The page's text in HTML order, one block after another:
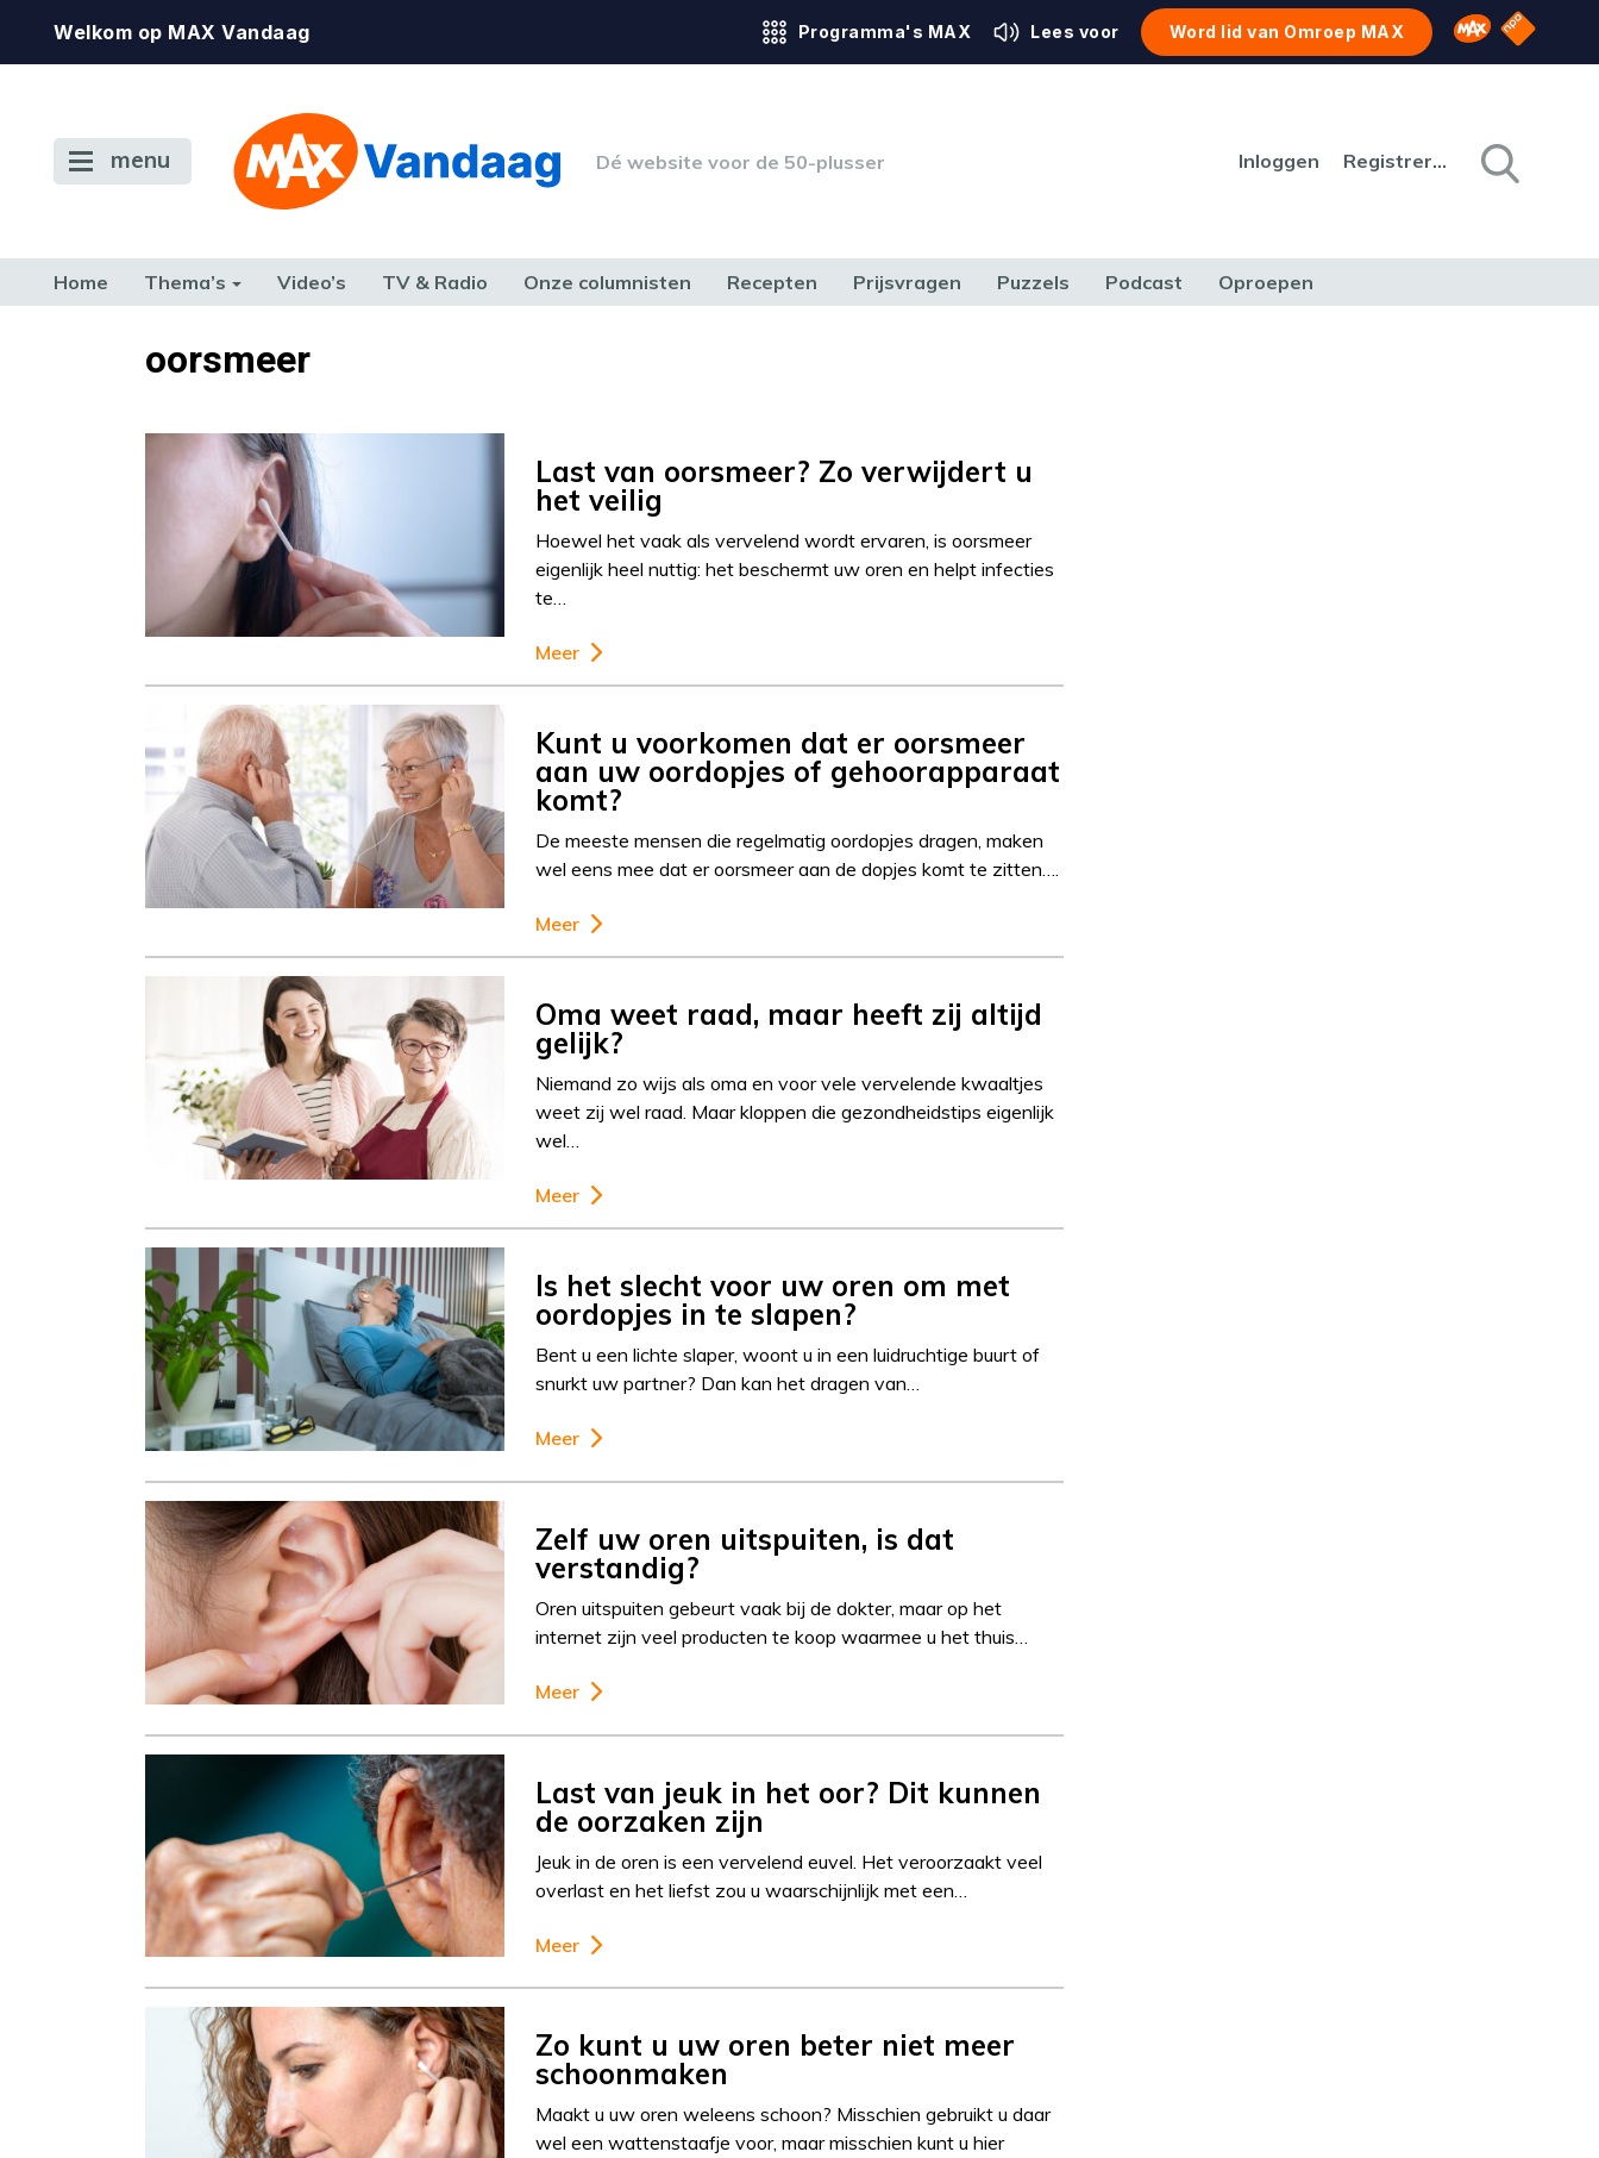
Welkom op MAX Vandaag Programma's MAX Lees voor Word lid van Omroep MAX Omroep MAX
NPO
menu Dé website voor de 50-plusser Inloggen Registreren
Home Thema’s Video’s TV & Radio Onze columnisten Recepten Prijsvragen Puzzels Podcast Oproepen
TERUG NAAR TOENoorsmeer
Last van oorsmeer? Zo verwijdert u
het veilig
Hoewel het vaak als vervelend wordt ervaren, is oorsmeer
eigenlijk heel nuttig: het beschermt uw oren en helpt infecties
te…
Meer
Kunt u voorkomen dat er oorsmeer
aan uw oordopjes of gehoorapparaat
komt?
De meeste mensen die regelmatig oordopjes dragen, maken
wel eens mee dat er oorsmeer aan de dopjes komt te zitten….
Meer
Oma weet raad, maar heeft zij altijd
gelijk?
Niemand zo wijs als oma en voor vele vervelende kwaaltjes
weet zij wel raad. Maar kloppen die gezondheidstips eigenlijk
wel…
Meer
Is het slecht voor uw oren om met
oordopjes in te slapen?
Bent u een lichte slaper, woont u in een luidruchtige buurt of
snurkt uw partner? Dan kan het dragen van…
Meer
Zelf uw oren uitspuiten, is dat
verstandig?
Oren uitspuiten gebeurt vaak bij de dokter, maar op het
internet zijn veel producten te koop waarmee u het thuis…
Meer
Last van jeuk in het oor? Dit kunnen
de oorzaken zijn
Jeuk in de oren is een vervelend euvel. Het veroorzaakt veel
overlast en het liefst zou u waarschijnlijk met een…
Meer
Zo kunt u uw oren beter niet meer
schoonmaken
Maakt u uw oren weleens schoon? Misschien gebruikt u daar
wel een wattenstaafje voor, maar misschien kunt u hier